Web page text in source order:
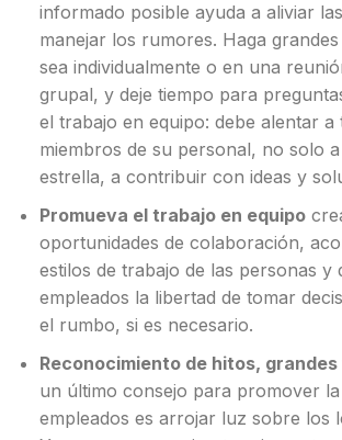
informado posible ayuda a aliviar
manejar los rumores. Haga
sea individualmente o en una
grupal, y deje tiempo para
el trabajo en equipo: debe alentar a
miembros de su personal, no solo
estrella, a contribuir con ideas y
Promueva el trabajo en equipo
oportunidades de colaboración,
estilos de trabajo de las personas y
empleados la libertad de tomar
el rumbo, si es necesario.
Reconocimiento de hitos,
un último consejo para promover
empleados es arrojar luz sobre los